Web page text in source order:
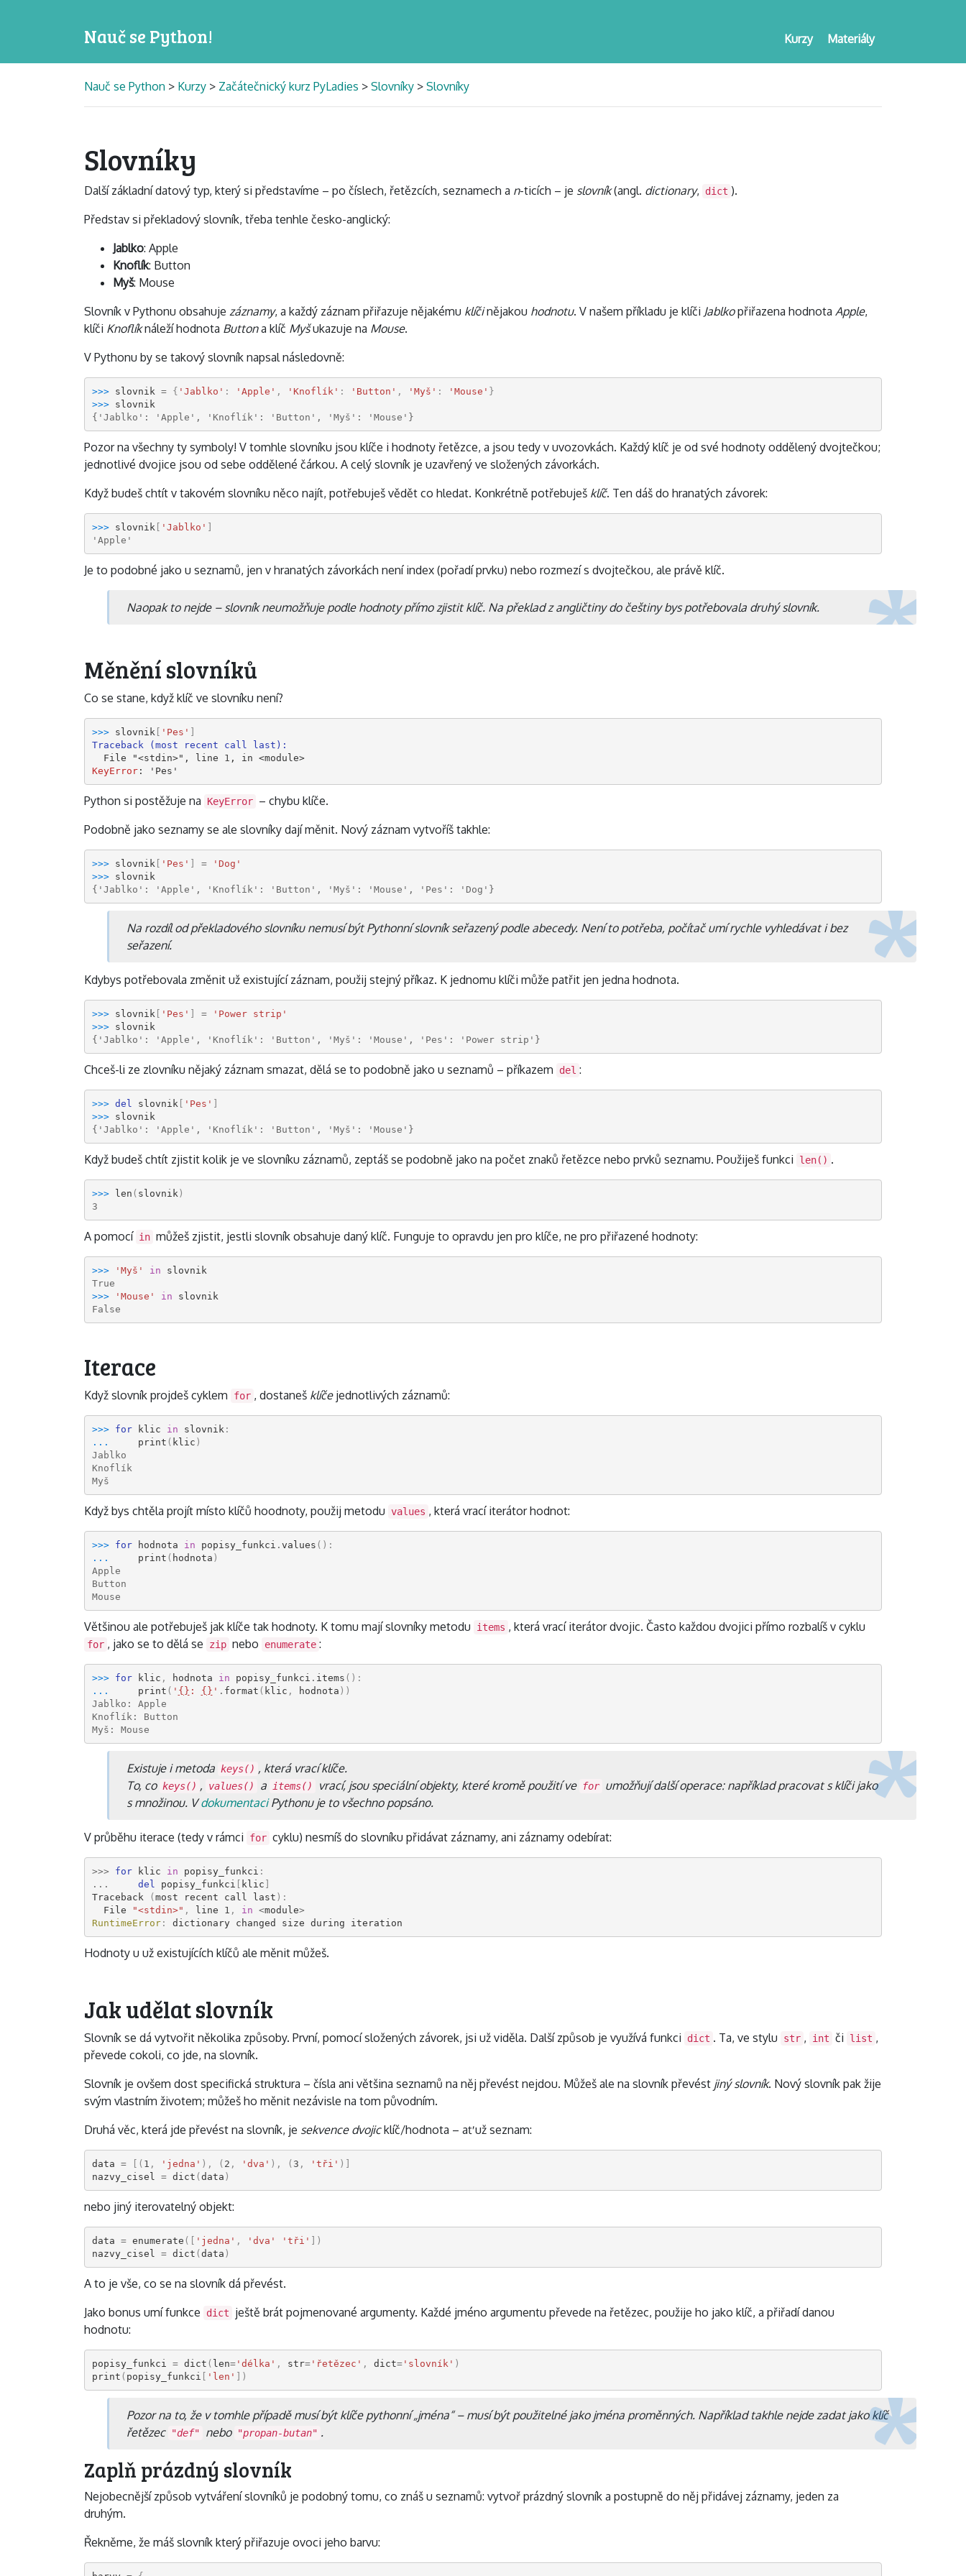
Nauč se Python! Materiály
Kurzy
Nauč se Python > Kurzy > Začátečnický kurz PyLadies > Slovníky > Slovníky
Slovníky
Další základní datový typ, který si představíme – po číslech, řetězcích, seznamech a n-ticích – je slovník(angl. dictionary, dict ).
Představ si překladový slovník, třeba tenhle česko-anglický:
Jablko: Apple
Knoflík: Button
Myš: Mouse
Slovník v Pythonu obsahuje záznamy, a každý záznam přiřazuje nějakému klíčinějakou hodnotu. V našem příkladu je klíči Jablkopřiřazena hodnota Apple,
klíči Knoflíknáleží hodnota Buttona klíč Myšukazuje na Mouse.
V Pythonu by se takový slovník napsal následovně:
>>> slovnik = { 'Jablko' : 'Apple' , 'Knoflík' : 'Button' , 'Myš' : 'Mouse' }
>>> slovnik
{'Jablko': 'Apple', 'Knoflík': 'Button', 'Myš': 'Mouse'}
Pozor na všechny ty symboly! V tomhle slovníku jsou klíče i hodnoty řetězce, a jsou tedy v uvozovkách. Každý klíč je od své hodnoty oddělený dvojtečkou;
jednotlivé dvojice jsou od sebe oddělené čárkou. A celý slovník je uzavřený ve složených závorkách.
Když budeš chtít v takovém slovníku něco najít, potřebuješ vědět co hledat. Konkrétně potřebuješ klíč. Ten dáš do hranatých závorek:
>>> slovnik [ 'Jablko' ]
'Apple'
Je to podobné jako u seznamů, jen v hranatých závorkách není index (pořadí prvku) nebo rozmezí s dvojtečkou, ale právě klíč.
Naopak to nejde – slovník neumožňuje podle hodnoty přímo zjistit klíč. Na překlad z angličtiny do češtiny bys potřebovala druhý slovník.
Měnění slovníků
Co se stane, když klíč ve slovníku není?
>>> slovnik [ 'Pes' ]
Traceback (most recent call last):
  File
"<stdin>" , line 1 , in <module>
KeyError: 'Pes'
Python si postěžuje na KeyError – chybu klíče.
Podobně jako seznamy se ale slovníky dají měnit. Nový záznam vytvoříš takhle:
>>> slovnik [ 'Pes' ] =
'Dog'
>>> slovnik
{'Jablko': 'Apple', 'Knoflík': 'Button', 'Myš': 'Mouse', 'Pes': 'Dog'}
Na rozdíl od překladového slovníku nemusí být Pythonní slovník seřazený podle abecedy. Není to potřeba, počítač umí rychle vyhledávat i bez
seřazení.
Kdybys potřebovala změnit už existující záznam, použij stejný příkaz. K jednomu klíči může patřit jen jedna hodnota.
>>> slovnik [ 'Pes' ] =
'Power strip'
>>> slovnik
{'Jablko': 'Apple', 'Knoflík': 'Button', 'Myš': 'Mouse', 'Pes': 'Power strip'}
Chceš-li ze zlovníku nějaký záznam smazat, dělá se to podobně jako u seznamů – příkazem del :
>>> del slovnik [ 'Pes' ]
>>> slovnik
{'Jablko': 'Apple', 'Knoflík': 'Button', 'Myš': 'Mouse'}
Když budeš chtít zjistit kolik je ve slovníku záznamů, zeptáš se podobně jako na počet znaků řetězce nebo prvků seznamu. Použiješ funkci len() .
>>> len ( slovnik )
3
A pomocí in můžeš zjistit, jestli slovník obsahuje daný klíč. Funguje to opravdu jen pro klíče, ne pro přiřazené hodnoty:
>>> 'Myš' in
slovnik
True
>>>
'Mouse' in
slovnik
False
Iterace
Když slovník projdeš cyklem for , dostaneš klíčejednotlivých záznamů:
>>> for klic in slovnik :
...
print ( klic )
Jablko
Knoflík
Myš
Když bys chtěla projít místo klíčů hoodnoty, použij metodu values , která vrací iterátor hodnot:
>>> for hodnota in popisy_funkci . values ():
...
print ( hodnota )
Apple
Button
Mouse
Většinou ale potřebuješ jak klíče tak hodnoty. K tomu mají slovníky metodu items , která vrací iterátor dvojic. Často každou dvojici přímo rozbalíš v cyklu
for , jako se to dělá se zip nebo enumerate :
>>> for klic , hodnota in popisy_funkci . items ():
...
print ( ' {} : {} ' . format ( klic , hodnota ))
Jablko: Apple
Knoflík: Button
Myš: Mouse
Existuje i metoda keys() , která vrací klíče.
To, co keys() , values() a items() vrací, jsou speciální objekty, které kromě použití ve for umožňují další operace: například pracovat s klíči jako
s množinou. VdokumentaciPythonu je to všechno popsáno.
V průběhu iterace (tedy v rámci for cyklu) nesmíš do slovníku přidávat záznamy, ani záznamy odebírat:
>>> for klic in popisy_funkci :
...
del popisy_funkci [ klic ]
Traceback
(most recent call last ):
File
"<stdin>" , line 1 , in <module>
RuntimeError: dictionary changed size during iteration
Hodnoty u už existujících klíčů ale měnit můžeš.
Jak udělat slovník
Slovník se dá vytvořit několika způsoby. První, pomocí složených závorek, jsi už viděla. Další způsob je využívá funkci dict . Ta, ve stylu str , int či list ,
převede cokoli, co jde, na slovník.
Slovník je ovšem dost specifická struktura – čísla ani většina seznamů na něj převést nejdou. Můžeš ale na slovník převést jiný slovník. Nový slovník pak žije
svým vlastním životem; můžeš ho měnit nezávisle na tom původním.
Druhá věc, která jde převést na slovník, je sekvence dvojicklíč/hodnota – ať už seznam:
data = [( 1 , 'jedna' ), ( 2 , 'dva' ), ( 3 , 'tři' )]
nazvy_cisel
= dict (data )
nebo jiný iterovatelný objekt:
data = enumerate ([ 'jedna' , 'dva' 'tři' ])
nazvy_cisel
= dict (data )
A to je vše, co se na slovník dá převést.
Jako bonus umí funkce
dict
ještě brát pojmenované argumenty. Každé jméno argumentu převede na řetězec, použije ho jako klíč, a přiřadí danou
hodnotu:
popisy_funkci = dict ( len='délka' , str='řetězec' , dict='slovník' )
print ( popisy_funkci [ 'len' ])
Pozor na to, že v tomhle případě musí být klíče pythonní „jména“ – musí být použitelné jako jména proměnných. Například takhle nejde zadat jako klíč
řetězec "def" nebo "propan-butan" .
Zaplň prázdný slovník
Nejobecnější způsob vytváření slovníků je podobný tomu, co znáš u seznamů: vytvoř prázdný slovník a postupně do něj přidávej záznamy, jeden za
druhým.
Řekněme, že máš slovník který přiřazuje ovoci jeho barvu: